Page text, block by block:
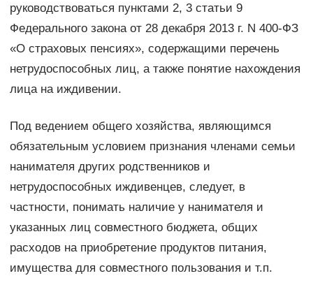
руководствоваться пунктами 2, 3 статьи 9
Федерального закона от 28 декабря 2013 г. N 400-ФЗ
«О страховых пенсиях», содержащими перечень
нетрудоспособных лиц, а также понятие нахождения
лица на иждивении.
Под ведением общего хозяйства, являющимся
обязательным условием признания членами семьи
нанимателя других родственников и
нетрудоспособных иждивенцев, следует, в
частности, понимать наличие у нанимателя и
указанных лиц совместного бюджета, общих
расходов на приобретение продуктов питания,
имущества для совместного пользования и т.п.